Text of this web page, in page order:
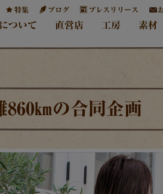
特集 ブログ プレスリリース
ついて 直営店 工房 素材
㎞の合同企画